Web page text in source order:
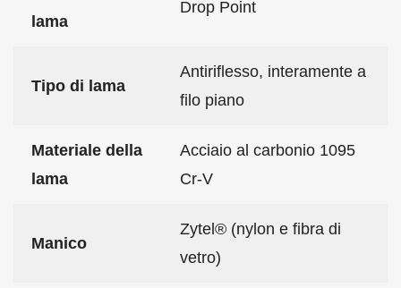
lama
Drop Point
Tipo di lama
Antiriflesso, interamente a
filo piano
Materiale della
lama
Acciaio al carbonio 1095
Cr-V
Manico
Zytel® (nylon e fibra di
vetro)